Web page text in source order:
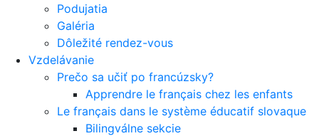
Podujatia
Galéria
Dôležité rendez-vous
Vzdelávanie
Prečo sa učiť po francúzsky?
Apprendre le français chez les enfants
Le français dans le système éducatif slovaque
Bilingválne sekcie